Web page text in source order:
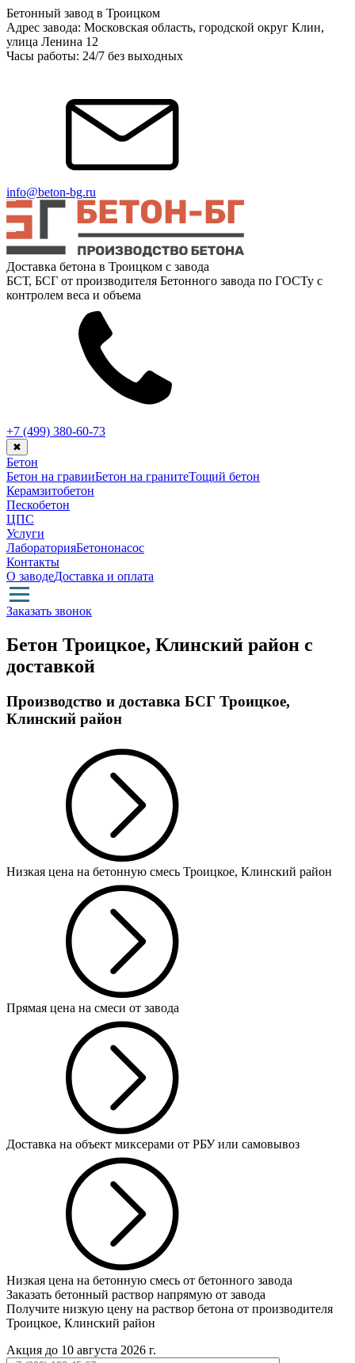
Бетонный завод в Троицком
Адрес завода: Московская область, городской округ Клин,
улица Ленина 12
Часы работы: 24/7 без выходных
info@beton-bg.ru
Доставка бетона в Троицком с завода
БСТ, БСГ от производителя Бетонного завода по ГОСТу с
контролем веса и объема
+7 (499) 380-60-73
✖
Бетон
Бетон на гравииБетон на гранитеТощий бетон
Керамзитобетон
Пескобетон
ЦПС
Услуги
ЛабораторияБетононасос
Контакты
О заводеДоставка и оплата
Заказать звонок
Бетон Троицкое, Клинский район с
доставкой
Производство и доставка БСГ Троицкое,
Клинский район
Низкая цена на бетонную смесь Троицкое, Клинский район
Прямая цена на смеси от завода
Доставка на объект миксерами от РБУ или самовывоз
Низкая цена на бетонную смесь от бетонного завода
Заказать бетонный раствор напрямую от завода
Получите низкую цену на раствор бетона от производителя
Троицкое, Клинский район
Акция до 10 августа 2026 г.